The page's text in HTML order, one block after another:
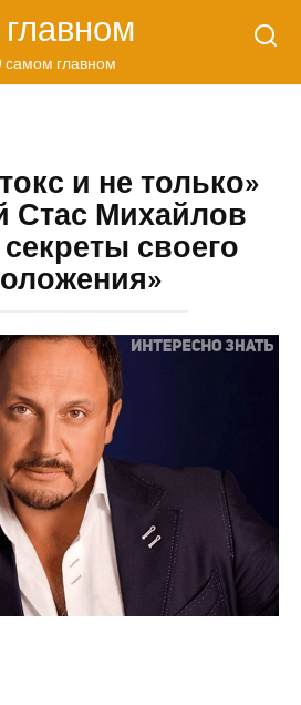
самом главном
и не только»
Стас Михайлов
своего